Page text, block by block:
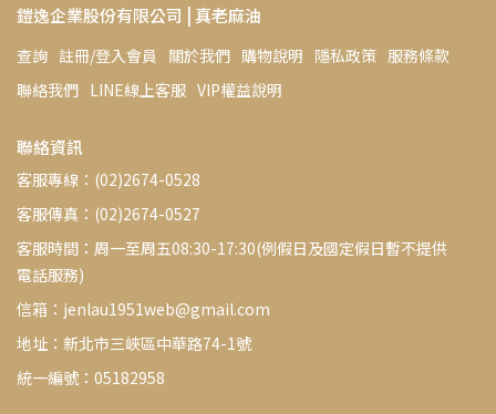
鎧逸企業股份有限公司 | 真老麻油
查詢 註冊/登入會員 關於我們 購物說明 隱私政策 服務條款
聯絡我們 LINE線上客服 VIP權益說明
聯絡資訊
客服專線：(02)2674-0528
客服傳真：(02)2674-0527
客服時間：周一至周五08:30-17:30(例假日及國定假日暫不提供
電話服務)
信箱：jenlau1951web@gmail.com
地址：新北市三峽區中華路74-1號
統一編號：05182958